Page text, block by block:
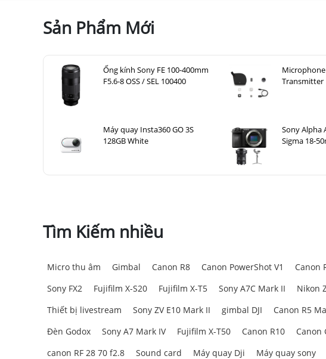
Sản Phẩm Mới
Ống kính Sony FE 100-400mm
F5.6-8 OSS / SEL 100400
Microphone
Transmitter
Máy quay Insta360 GO 3S
128GB White
Sony Alpha
Sigma 18-
Tìm Kiếm nhiều
Micro thu âm Gimbal Canon R8 Canon PowerShot V1 Canon
Sony FX2
Fujifilm X-S20 Fujifilm X-T5 Sony A7C Mark II Nikon
Thiết bị livestream
Sony ZV E10 Mark II gimbal DJI Canon R5
Đèn Godox
Sony A7 Mark IV Fujifilm X-T50 Canon R10 Canon
canon RF 28 70 f2.8
Sound card Máy quay Dji Máy quay sony